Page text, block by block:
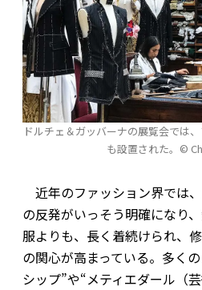
ドルチェ＆ガッバーナの展覧会では
も設置された。©
近年のファッション界では
の反発がいっそう明確になり
服よりも、長く着続けられ、
の関心が高まっている。多く
シップ”や“メティエダール（